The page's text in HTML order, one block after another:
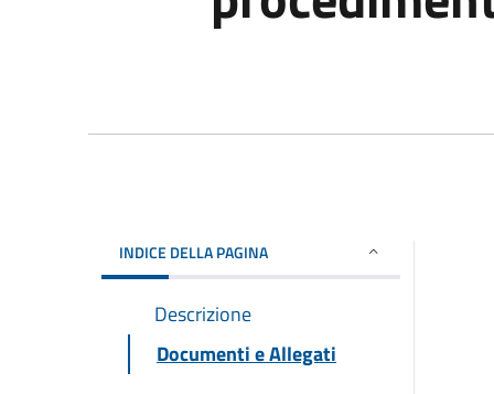
INDICE DELLA PAGINA
Descrizione
Documenti e Allegati